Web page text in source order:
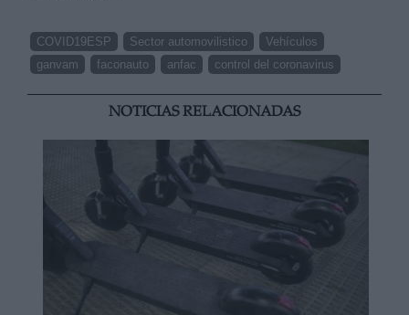
COVID19ESP Sector automovilistico
Vehículos
ganvam
faconauto anfac control del coronavirus
NOTICIAS RELACIONADAS